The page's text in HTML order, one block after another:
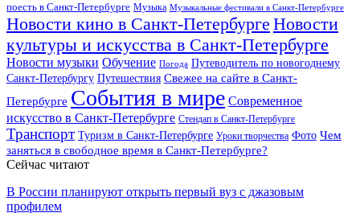
поесть в Санкт-Петербурге Музыка Музыкальные фестивали в Санкт-Петербурге
Новости кино в Санкт-Петербурге Новости
культуры и искусства в Санкт-Петербурге
Новости музыки Обучение Погода Путеводитель по новогоднему
Санкт-Петербургу Путешествия Свежее на сайте в Санкт-
Петербурге События в мире Современное
искусство в Санкт-Петербурге Стендап в Санкт-Петербурге
Транспорт Туризм в Санкт-Петербурге Уроки творчества Фото Чем
заняться в свободное время в Санкт-Петербурге?
Сейчас читают
В России планируют открыть первый вуз с джазовым
профилем